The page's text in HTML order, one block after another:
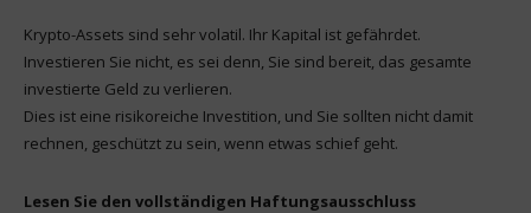
Krypto-Assets sind sehr volatil. Ihr Kapital ist gefährdet.
Investieren Sie nicht, es sei denn, Sie sind bereit, das gesamte
investierte Geld zu verlieren.
Dies ist eine risikoreiche Investition, und Sie sollten nicht damit
rechnen, geschützt zu sein, wenn etwas schief geht.
Lesen Sie den vollständigen Haftungsausschluss